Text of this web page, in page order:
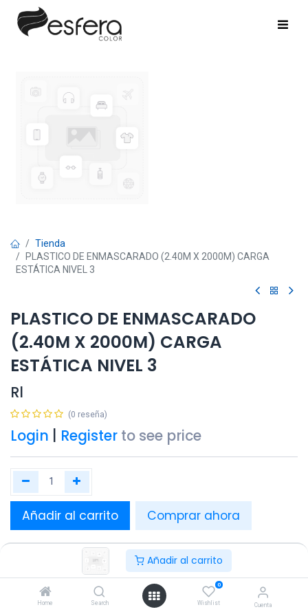
Añadir al carrito
Home Search
0
Wishlist Cuenta
Tienda
PLASTICO DE ENMASCARADO (2.40M X 2000M) CARGA
ESTÁTICA NIVEL 3
PLASTICO DE ENMASCARADO
(2.40M X 2000M) CARGA
ESTÁTICA NIVEL 3
Rl
(0 reseña)
Login Register to see price
Añadir al carrito Comprar ahora
Añadir a lista de deseos
Este producto tomará un tiempo aprox. de entrega de 48
horas.